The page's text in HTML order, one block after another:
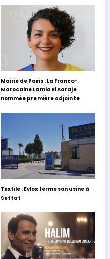
Mairie de Paris : La Franco-
Marocaine Lamia El Aaraje
nommée première adjointe
Textile : Evlox ferme son usine à
Settat